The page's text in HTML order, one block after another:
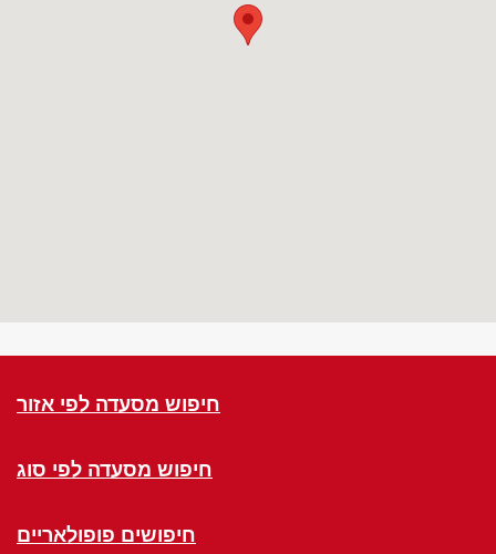
חיפוש מסעדה לפי אזור
חיפוש מסעדה לפי סוג
חיפושים פופולאריים